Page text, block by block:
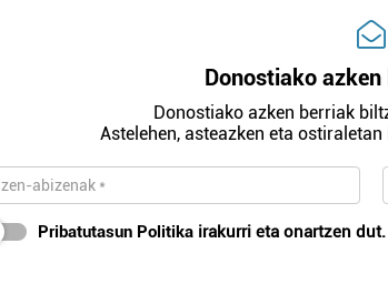
Donostiako
Donostiako azken berriak
Astelehen, asteazken eta
Pribatutasun Politika irakurri eta onartzen dut.